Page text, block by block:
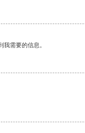
需要的信息。